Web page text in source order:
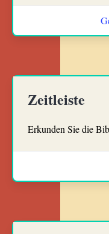
Zeitleiste
Erkunden Sie die